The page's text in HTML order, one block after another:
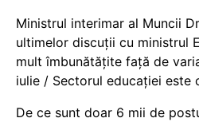
Ministrul interimar al Muncii
ultimelor discuții cu ministrul
mult îmbunătățite față de
iulie / Sectorul educației este
De ce sunt doar 6 mii de